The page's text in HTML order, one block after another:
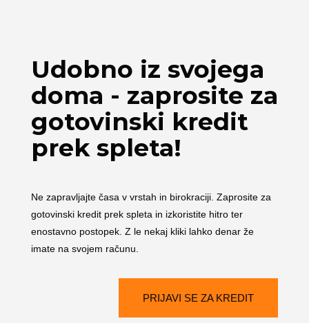
Udobno iz svojega
doma - zaprosite za
gotovinski kredit
prek spleta!
Ne zapravljajte časa v vrstah in birokraciji. Zaprosite za
gotovinski kredit prek spleta in izkoristite hitro ter
enostavno postopek. Z le nekaj kliki lahko denar že
imate na svojem računu.
PRIJAVI SE ZA KREDIT